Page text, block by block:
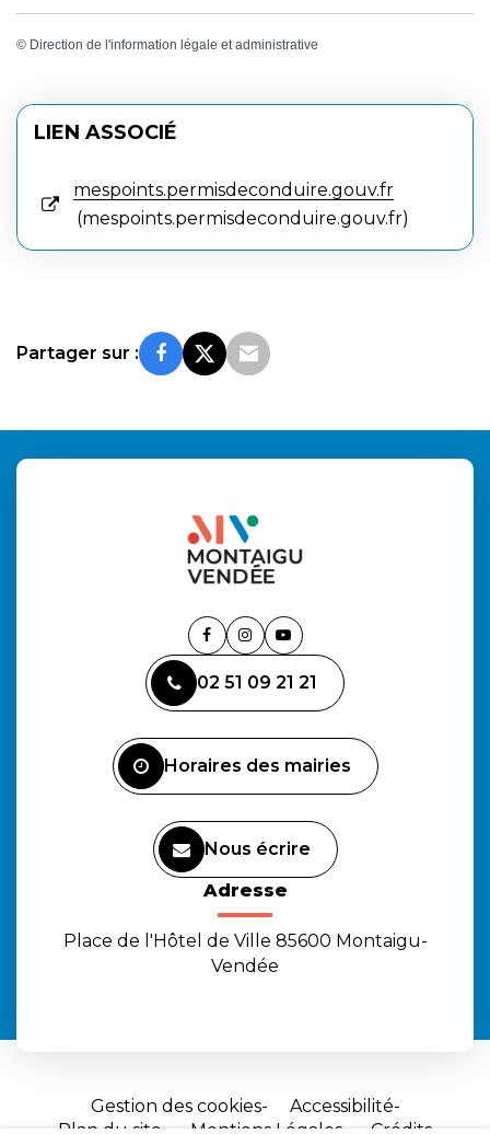
© Direction de l'information légale et administrative
LIEN ASSOCIÉ
mespoints.permisdeconduire.gouv.fr
mespoints.permisdeconduire.gouv.fr
Partager sur :
Lien
le
compte
Lien
le
compte
Lien
la
chaîne
02 51 09 21 21
Horaires des mairies
Nous écrire
Adresse
Place de l'Hôtel de Ville 85600 Montaigu-
Vendée
Gestion des cookies
Accessibilité